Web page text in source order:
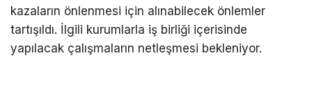
kazaların önlenmesi için alınabilecek önlemler
tartışıldı. İlgili kurumlarla iş birliği içerisinde
yapılacak çalışmaların netleşmesi bekleniyor.